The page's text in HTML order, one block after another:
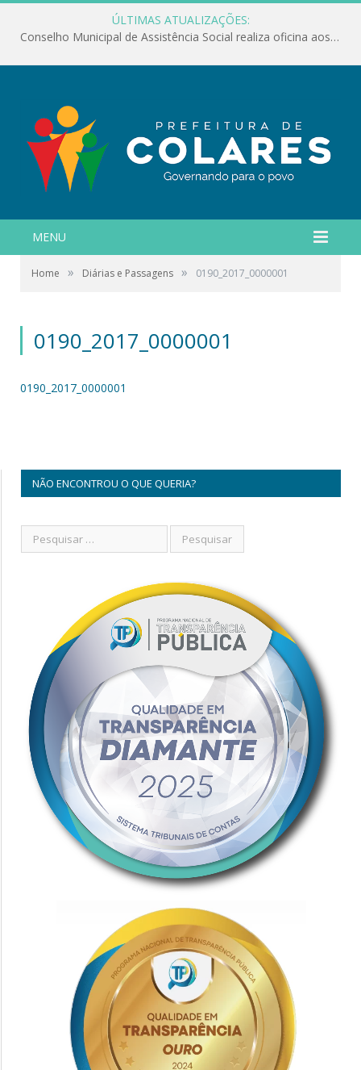
ÚLTIMAS ATUALIZAÇÕES:
Conselho Municipal de Assistência Social realiza oficina aos servidores
MENU
Home » Diárias e Passagens » 0190_2017_0000001
0190_2017_0000001
0190_2017_0000001
NÃO ENCONTROU O QUE QUERIA?